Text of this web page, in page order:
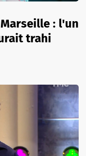
: l'un
trahi